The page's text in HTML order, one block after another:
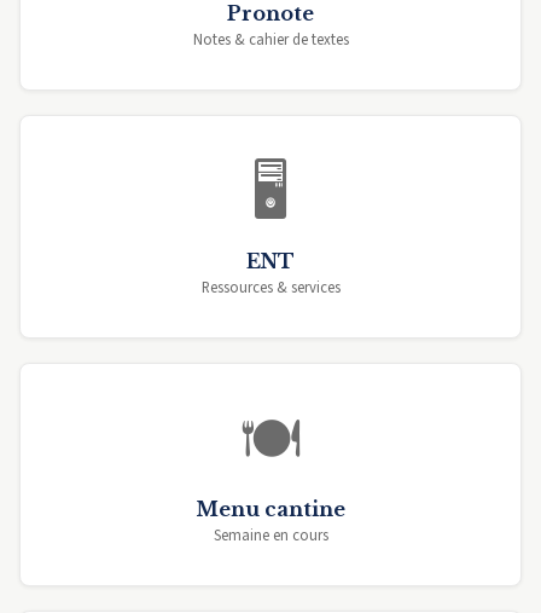
Pronote
Notes & cahier de textes
🖥️
ENT
Ressources & services
🍽️
Menu cantine
Semaine en cours